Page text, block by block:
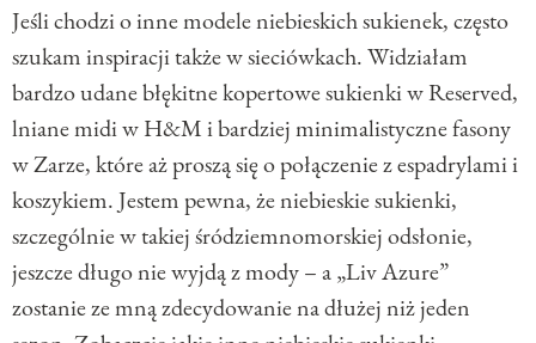
Jeśli chodzi o inne modele niebieskich sukienek, często
szukam inspiracji także w sieciówkach. Widziałam
bardzo udane błękitne kopertowe sukienki w Reserved,
lniane midi w H&M i bardziej minimalistyczne fasony
w Zarze, które aż proszą się o połączenie z espadrylami i
koszykiem. Jestem pewna, że niebieskie sukienki,
szczególnie w takiej śródziemnomorskiej odsłonie,
jeszcze długo nie wyjdą z mody – a „Liv Azure”
zostanie ze mną zdecydowanie na dłużej niż jeden